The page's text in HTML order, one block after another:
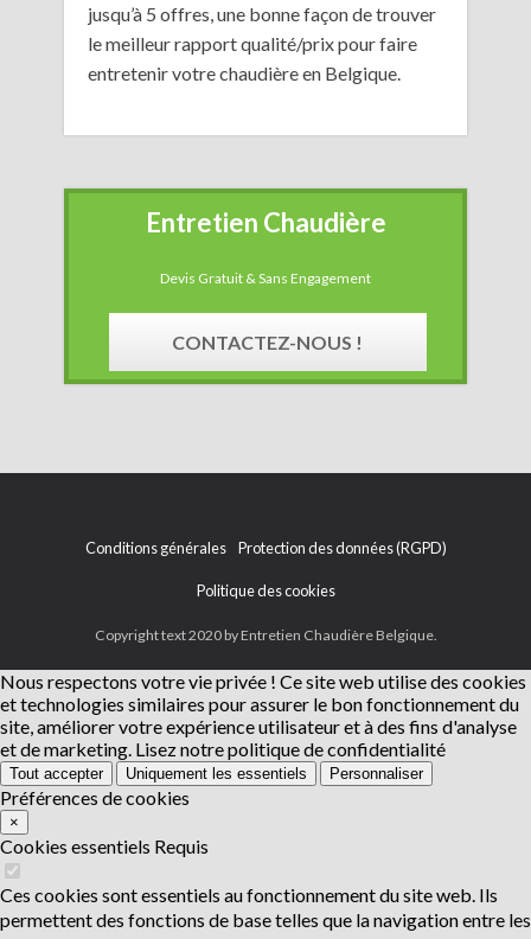
jusqu’à 5 offres, une bonne façon de trouver
le meilleur rapport qualité/prix pour faire
entretenir votre chaudière en Belgique.
Entretien Chaudière
Devis Gratuit & Sans Engagement
CONTACTEZ-NOUS !
Conditions générales Protection des données (RGPD)
Politique des cookies
Copyright text 2020 by Entretien Chaudière Belgique.
Nous respectons votre vie privée ! Ce site web utilise des cookies
et technologies similaires pour assurer le bon fonctionnement du
site, améliorer votre expérience utilisateur et à des fins d'analyse
et de marketing. Lisez notre politique de confidentialité
Tout accepter Uniquement les essentiels Personnaliser
Préférences de cookies
×
Cookies essentiels Requis
Ces cookies sont essentiels au fonctionnement du site web. Ils
permettent des fonctions de base telles que la navigation entre les